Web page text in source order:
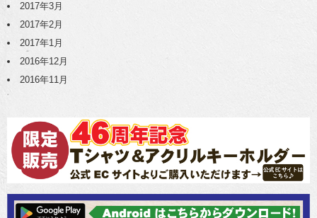
2017年3月
2017年2月
2017年1月
2016年12月
2016年11月